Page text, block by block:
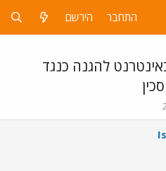
התחבר הירשם
להגנה כנגד